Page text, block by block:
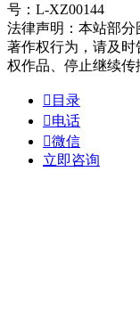
号：L-XZ00144
法律声明：本站部
著作权行为，请及
权作品、停止继续传
 目录
电话
微信
立即咨询